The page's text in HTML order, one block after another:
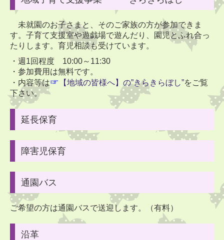
21日
22日(水) ちゅうりっぷ ： ☀木場潟公園 🚌
24日 (金)ひまわり・ゆり・たんぽぽ ： ☀親子遠足 かがニコニ
コパーク
■2026年4月 子育て支援室「きらきらぼし」の予定
15日(水)
10：00から11：30の間
参加ご希望の方は事前にご連絡ください。
育児相談も随時受け付けています。
未就園のお子さまと、そのご家族の方が参加できま
す。子育て支援室や遊戯場で遊んだり、園児とふれ合っ
たりします。育児相談も受けています。
・週1回程度 10:00～11:30
・参加費用は無料です。
・内容等は☞ 【地域の皆様へ】の”きらきらぼし”をご覧
下さい。
延長保育
障害児保育
通園バス
ご希望の方は通園バスで送迎します。（有料）
沿革